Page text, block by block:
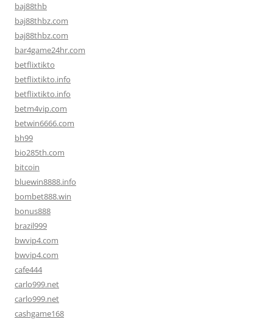
baj88thb
baj88thbz.com
baj88thbz.com
bar4game24hr.com
betflixtikto
betflixtikto.info
betflixtikto.info
betm4vip.com
betwin6666.com
bh99
bio285th.com
bitcoin
bluewin8888.info
bombet888.win
bonus888
brazil999
bwvip4.com
bwvip4.com
cafe444
carlo999.net
carlo999.net
cashgame168